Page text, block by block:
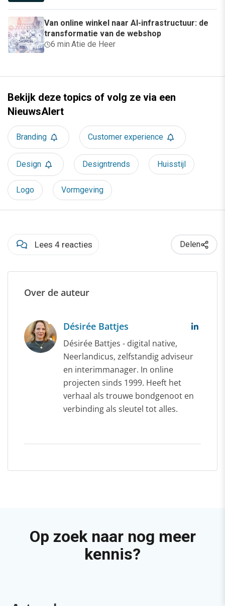
Van online winkel naar AI-infrastructuur: de
transformatie van de webshop
6 min·Atie de Heer
Bekijk deze topics of volg ze via een
NieuwsAlert
Branding Customer experience
Design Designtrends Huisstijl
Logo Vormgeving
Lees 4 reacties Delen
Over de auteur
Désirée Battjes
Désirée Battjes - digital native,
Neerlandicus, zelfstandig adviseur
en interimmanager. In online
projecten sinds 1999. Heeft het
verhaal als trouwe bondgenoot en
verbinding als sleutel tot alles.
Op zoek naar nog meer
kennis?